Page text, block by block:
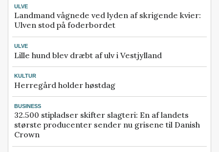
ULVE
Landmand vågnede ved lyden af skrigende kvier:
Ulven stod på foderbordet
ULVE
Lille hund blev dræbt af ulv i Vestjylland
KULTUR
Herregård holder høstdag
BUSINESS
32.500 stipladser skifter slagteri: En af landets
største producenter sender nu grisene til Danish
Crown